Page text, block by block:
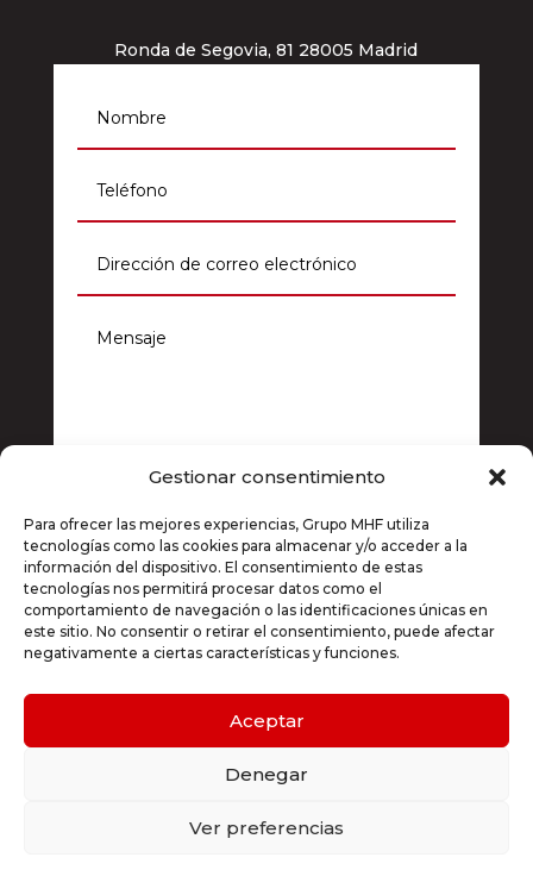
Gestionar consentimiento
Para ofrecer las mejores experiencias, Grupo MHF utiliza
tecnologías como las cookies para almacenar y/o acceder a la
información del dispositivo. El consentimiento de estas
tecnologías nos permitirá procesar datos como el
comportamiento de navegación o las identificaciones únicas en
este sitio. No consentir o retirar el consentimiento, puede afectar
negativamente a ciertas características y funciones.
Aceptar
Denegar
Ver preferencias
Ronda de Segovia, 81 28005 Madrid
privacidad
8 + 4= Enviar
© 2024. GRUPO MHF